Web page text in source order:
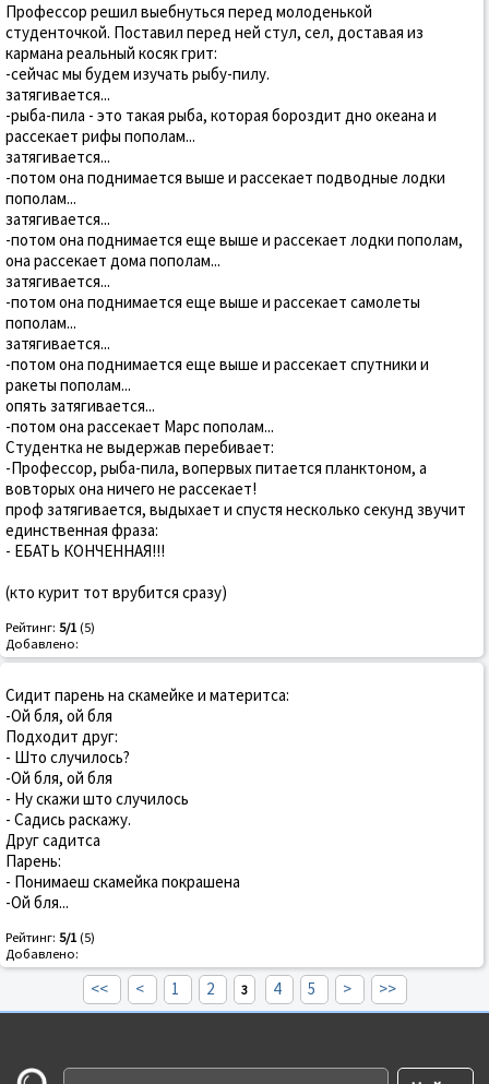
Профессор решил выебнуться перед молоденькой
студенточкой. Поставил перед ней стул, сел, доставая из
кармана реальный косяк грит:
-сейчас мы будем изучать рыбу-пилу.
затягивается...
-рыба-пила - это такая рыба, которая бороздит дно океана и
рассекает рифы пополам...
затягивается...
-потом она поднимается выше и рассекает подводные лодки
пополам...
затягивается...
-потом она поднимается еще выше и рассекает лодки пополам,
она рассекает дома пополам...
затягивается...
-потом она поднимается еще выше и рассекает самолеты
пополам...
затягивается...
-потом она поднимается еще выше и рассекает спутники и
ракеты пополам...
опять затягивается...
-потом она рассекает Марс пополам...
Студентка не выдержав перебивает:
-Профессор, рыба-пила, вопервых питается планктоном, а
вовторых она ничего не рассекает!
проф затягивается, выдыхает и спустя несколько секунд звучит
единственная фраза:
- ЕБАТЬ КОНЧЕННАЯ!!!
(кто курит тот врубится сразу)
Рейтинг: 5/1 (5)
Добавлено:
Сидит парень на скамейке и материтса:
-Ой бля, ой бля
Подходит друг:
- Што случилось?
-Ой бля, ой бля
- Ну скажи што случилось
- Садись раскажу.
Друг садитса
Парень:
- Понимаеш скамейка покрашена
-Ой бля...
Рейтинг: 5/1 (5)
Добавлено:
<< < 1 2 3 4 5 > >>